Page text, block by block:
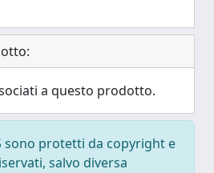
a questo prodotto.
sono protetti da copyright e
salvo diversa